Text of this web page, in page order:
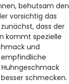
behutsam den
vorsichtig das
dass der
kommt spezielle
und
schmecken.